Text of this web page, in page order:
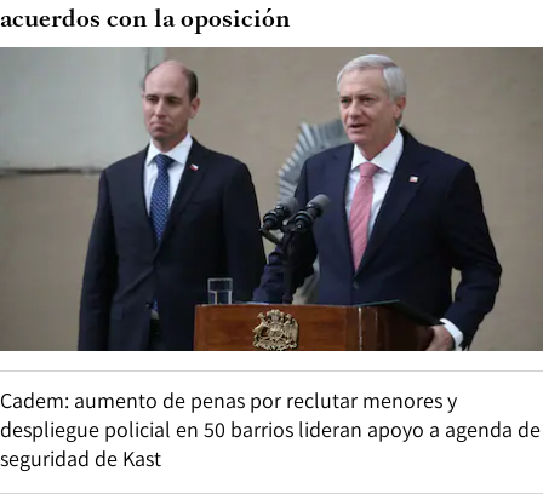
acuerdos con la oposición
Cadem: aumento de penas por reclutar menores y
despliegue policial en 50 barrios lideran apoyo a agenda de
seguridad de Kast